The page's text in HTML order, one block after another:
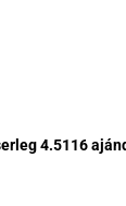
4.5116